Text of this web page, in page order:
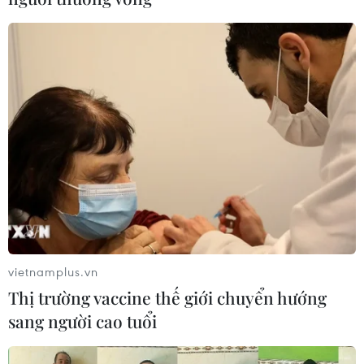
Tây Ninh thúc đẩy bình dân học vụ số, tạo động
Thành lập Hội đồng cấp Nhà nước xét tặng các
giải thưởng khoa học và công nghệ
Đến năm 2030, Việt Nam làm chủ ít nhất 4 công
nghệ chiến lược
TIN LIÊN QUAN
vietnamplus.vn
Thị trường vaccine thế giới chuyển hướng
sang người cao tuổi